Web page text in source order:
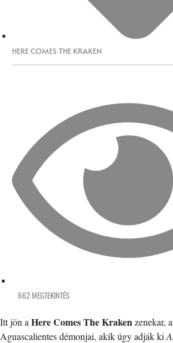
HERE COMES THE KRAKEN
662 MEGTEKINTÉS
Itt jön a Here Comes The Krakenzenekar,
Aguascalientes démonjai, akik úgy adják ki